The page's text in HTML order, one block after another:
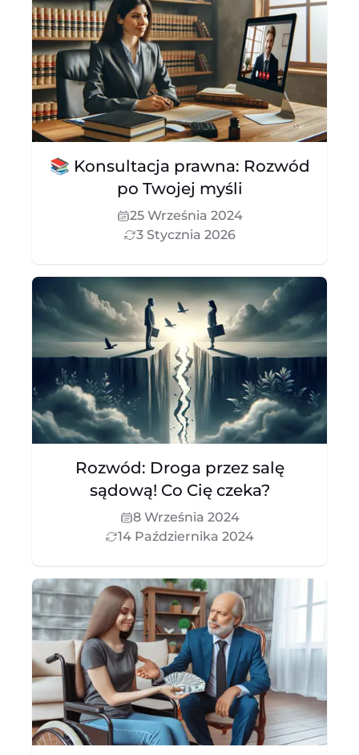
📚 Konsultacja prawna: Rozwód
po Twojej myśli
25 Września 2024
3 Stycznia 2026
Rozwód: Droga przez salę
sądową! Co Cię czeka?
8 Września 2024
14 Października 2024